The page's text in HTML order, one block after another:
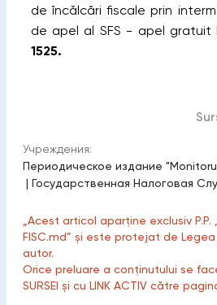
de încălcări fiscale prin
de apel al SFS - apel gratuit
1525.
Учреждения:
Периодическое издание
| Государственная Налоговая
„Acest articol aparține exclusiv P.P.
FISC.md” și este protejat de
autor.
Orice preluare a conținutului se
SURSEI și cu LINK ACTIV către